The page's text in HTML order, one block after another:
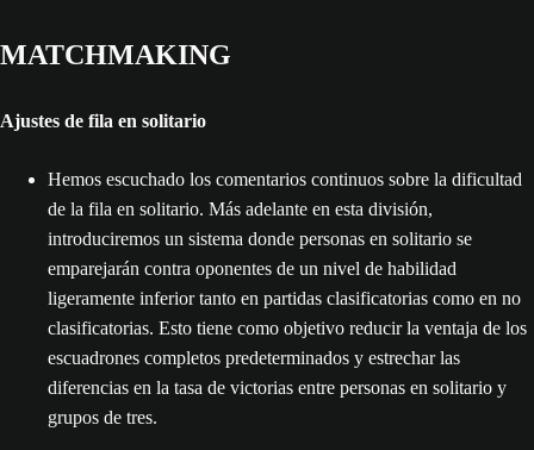
MATCHMAKING
Ajustes de fila en solitario
Hemos escuchado los comentarios continuos sobre la dificultad
de la fila en solitario. Más adelante en esta división,
introduciremos un sistema donde personas en solitario se
emparejarán contra oponentes de un nivel de habilidad
ligeramente inferior tanto en partidas clasificatorias como en no
clasificatorias. Esto tiene como objetivo reducir la ventaja de los
escuadrones completos predeterminados y estrechar las
diferencias en la tasa de victorias entre personas en solitario y
grupos de tres.